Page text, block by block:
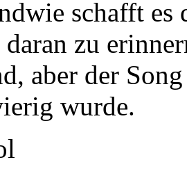
schafft es
daran zu
aber der
wurde.